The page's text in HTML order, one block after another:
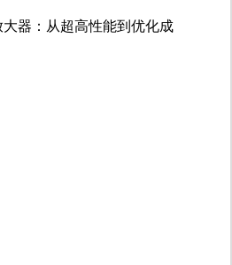
器：从超高性能到优化成